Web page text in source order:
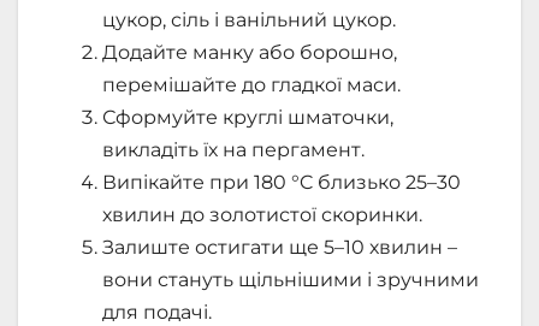
цукор, сіль і ванільний цукор.
Додайте манку або борошно,
перемішайте до гладкої маси.
Сформуйте круглі шматочки,
викладіть їх на пергамент.
Випікайте при 180 °C близько 25–30
хвилин до золотистої скоринки.
Залиште остигати ще 5–10 хвилин –
вони стануть щільнішими і зручними
для подачі.